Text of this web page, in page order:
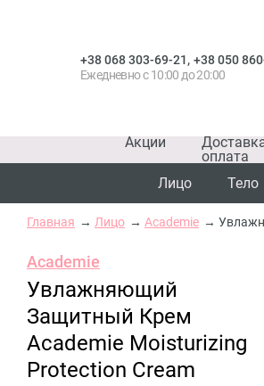
+38 068 303-69-21, +38 050
Ежедневно с 10:00 до 20:00
Акции
оплата
Лицо
Тело
Главная Лицо Academie
Academie
Увлажняющий
Защитный Крем
Academie Moisturizing
Protection Cream